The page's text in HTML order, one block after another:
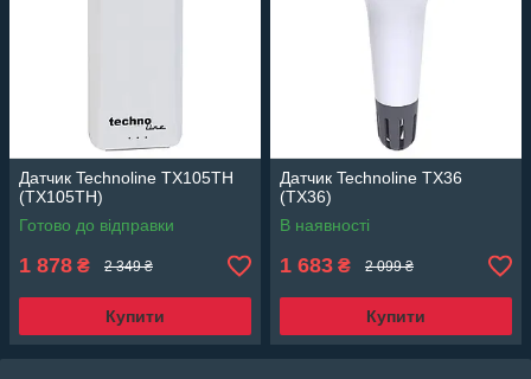
Датчик Technoline TX105TH
(TX105TH)
Готово до відправки
1 878 ₴ 2 349 ₴
Купити
Датчик Technoline TX36
(TX36)
В наявності
1 683 ₴ 2 099 ₴
Купити